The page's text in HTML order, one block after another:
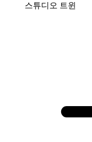
스튜디오 트윈